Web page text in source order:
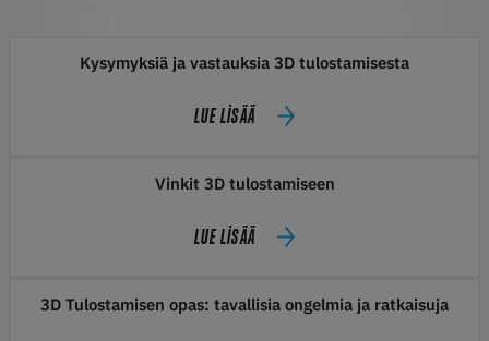
Kysymyksiä ja vastauksia 3D tulostamisesta
LUE LISÄÄ
Vinkit 3D tulostamiseen
LUE LISÄÄ
3D Tulostamisen opas: tavallisia ongelmia ja ratkaisuja